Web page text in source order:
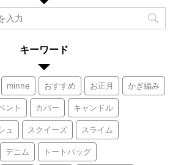
キーワード
minne おすすめ お正月 かぎ編み
ント カバー キャンドル
ュ スクイーズ スライム
デニム トートバッグ